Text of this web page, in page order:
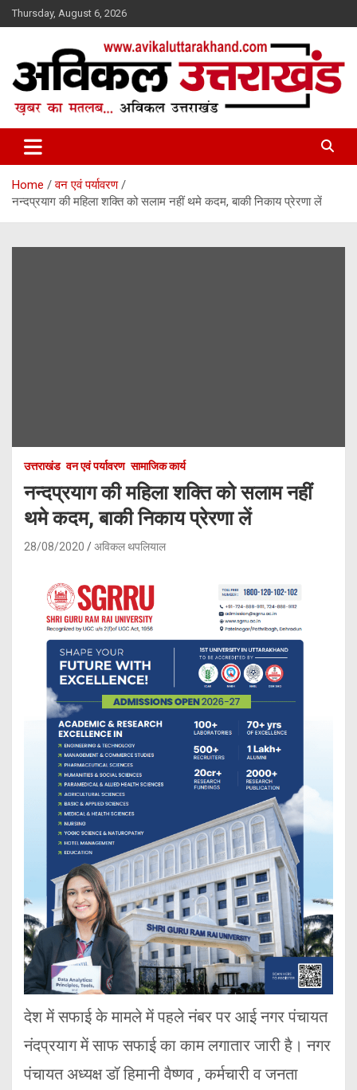
Skip
to
Thursday, August 6, 2026
Avikal Uttarakhand
Home
वन एवं पर्यावरण
नन्दप्रयाग की महिला शक्ति को सलाम नहीं थमे कदम, बाकी निकाय प्रेरणा लें
उत्तराखंड वन एवं पर्यावरण सामाजिक कार्य
नन्दप्रयाग की महिला शक्ति को सलाम नहीं
थमे कदम, बाकी निकाय प्रेरणा लें
28/08/2020 अविकल थपलियाल
देश में सफाई के मामले में पहले नंबर पर आई नगर पंचायत
नंदप्रयाग में साफ सफाई का काम लगातार जारी है। नगर
पंचायत अध्यक्ष डॉ हिमानी वैष्णव , कर्मचारी व जनता